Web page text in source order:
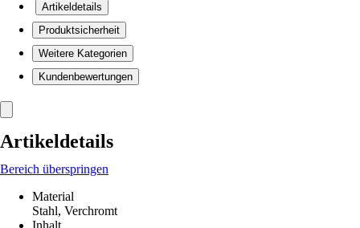
Artikeldetails
Produktsicherheit
Weitere Kategorien
Kundenbewertungen
Artikeldetails
Bereich überspringen
Material
Stahl, Verchromt
Inhalt